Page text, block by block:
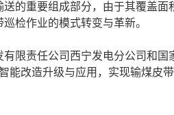
重要组成部分，由于其覆盖面
检作业的模式转变与革新。
责任公司西宁发电分公司和国
能改造升级与应用，实现输煤皮